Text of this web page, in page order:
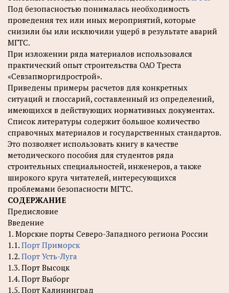
Под безопасностью понималась необходимость
проведения тех или иных мероприятий, которые
снизили бы или исключили ущерб в результате аварий
МГТС.
При изложении ряда материалов использовался
практический опыт строительства ОАО Треста
«Севзапморгидрострой».
Приведены примеры расчетов для конкретных
ситуаций и глоссарий, составленный из определений,
имеющихся в действующих нормативных документах.
Список литературы содержит большое количество
справочных материалов и государственных стандартов.
Это позволяет использовать книгу в качестве
методического пособия для студентов ряда
строительных специальностей, инженеров, а также
широкого круга читателей, интересующихся
проблемами безопасности МГТС.
СОДЕРЖАНИЕ
Предисловие
Введение
1. Морские порты Северо-Западного региона России
1.1. Порт Приморск
1.2. Порт Усть-Луга
1.3. Порт Высоцк
1.4. Порт Выборг
1.5. Порт Калининград